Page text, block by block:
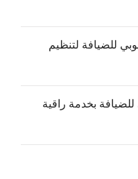
للضيافة لتنظيم
بخدمة راقية